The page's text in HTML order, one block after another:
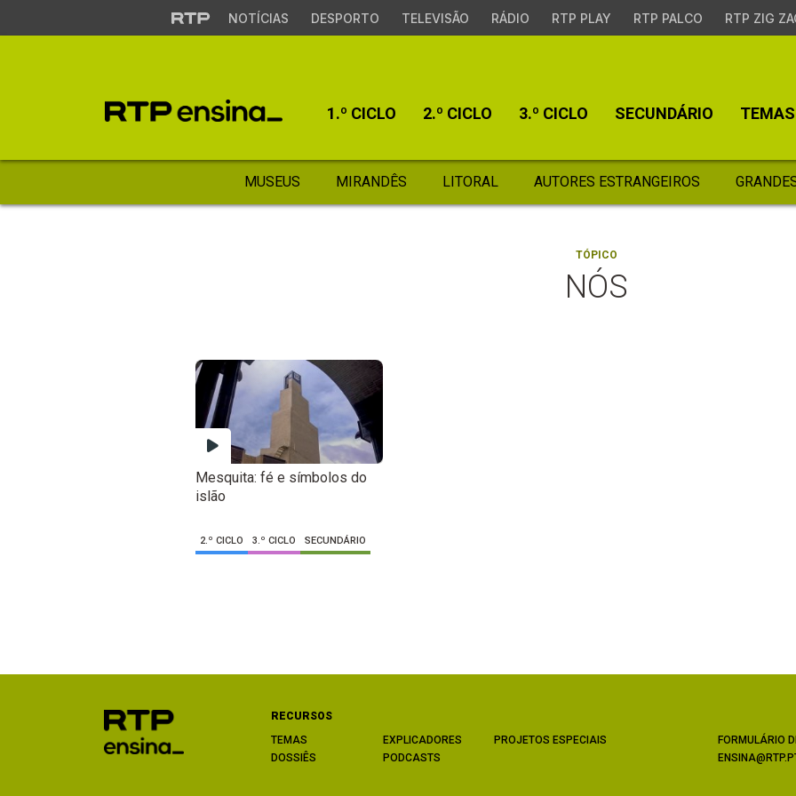
NOTÍCIAS DESPORTO TELEVISÃO RÁDIO RTP PLAY RTP PALCO RTP ZIG
1.º CICLO 2.º CICLO 3.º CICLO SECUNDÁRIO TEMAS
MUSEUS MIRANDÊS LITORAL AUTORES ESTRANGEIROS
TÓPICO
NÓS
Mesquita: fé e símbolos do
islão
2.º CICLO 3.º CICLO SECUNDÁRIO
RECURSOS
TEMAS
DOSSIÊS
EXPLICADORES
PODCASTS
PROJETOS ESPECIAIS
FORMULÁRIO